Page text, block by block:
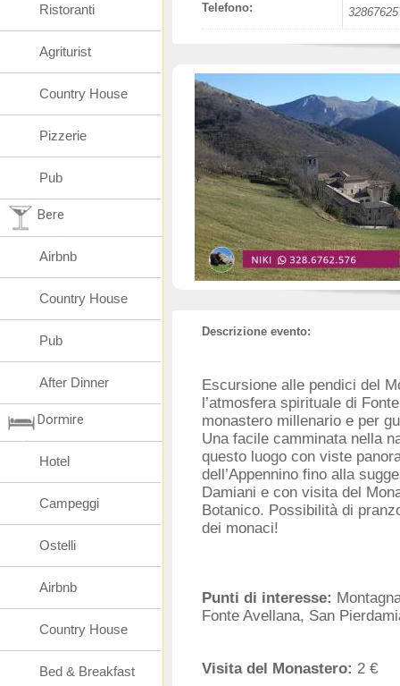
Telefono:
Descrizione evento:
Escursione alle pendici del
l’atmosfera spirituale di
monastero millenario e per
Una facile camminata nella
questo luogo con viste
dell’Appennino fino alla
Damiani e con visita del
Botanico. Possibilità di
dei monaci!
Punti di interesse:
Fonte Avellana, San
Visita del Monastero: 2 €
Ristoranti
Agriturist
Country House
Pizzerie
Pub
Bere
Airbnb
Country House
Pub
After Dinner
Dormire
Hotel
Campeggi
Ostelli
Airbnb
Country House
Bed & Breakfast